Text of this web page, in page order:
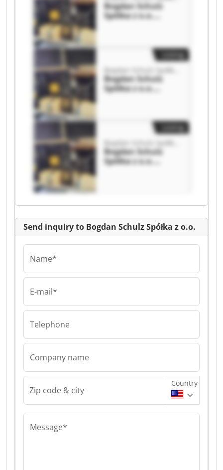
Bogdan Schulz
Spółka z o.o.
Bogdan Schulz
Bogdan Schulz
Spółka z o.o.
Bogdan Schulz
Bogdan Schulz
Spółka z o.o.
Bogdan Schulz
Send inquiry to Bogdan Schulz Spółka z o.o.
Name*
E-mail*
Telephone
Company name
Zip code & city
Country
Message*